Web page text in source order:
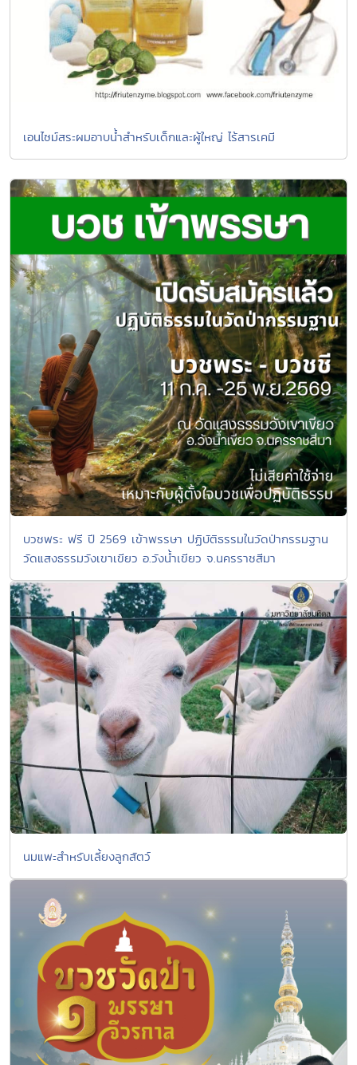
เอนไซม์สระผมอาบน้ำสำหรับเด็กและผู้ใหญ่ ไร้สารเคมี
บวชพระ ฟรี ปี 2569 เข้าพรรษา ปฏิบัติธรรมในวัดป่ากรรมฐาน
วัดแสงธรรมวังเขาเขียว อ.วังน้ำเขียว จ.นครราชสีมา
นมแพะสำหรับเลี้ยงลูกสัตว์